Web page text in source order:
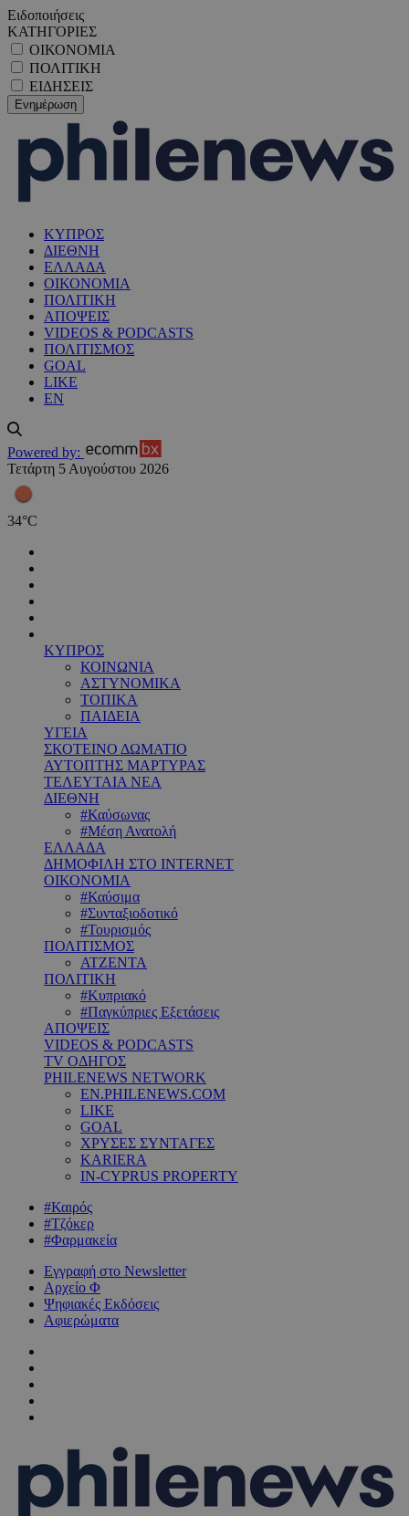
Ειδοποιήσεις
ΚΑΤΗΓΟΡΙΕΣ
ΟΙΚΟΝΟΜΙΑ
ΠΟΛΙΤΙΚΗ
ΕΙΔΗΣΕΙΣ
ΚΥΠΡΟΣ
ΔΙΕΘΝΗ
ΕΛΛΑΔΑ
ΟΙΚΟΝΟΜΙΑ
ΠΟΛΙΤΙΚΗ
ΑΠΟΨΕΙΣ
VIDEOS & PODCASTS
ΠΟΛΙΤΙΣΜΟΣ
GOAL
LIKE
EN
Powered by:
Τετάρτη 5 Αυγούστου 2026
34°C
ΚΥΠΡΟΣ
ΚΟΙΝΩΝΙΑ
ΑΣΤΥΝΟΜΙΚΑ
ΤΟΠΙΚΑ
ΠΑΙΔΕΙΑ
ΥΓΕΙΑ
ΣΚΟΤΕΙΝΟ ΔΩΜΑΤΙΟ
ΑΥΤΟΠΤΗΣ ΜΑΡΤΥΡΑΣ
ΤΕΛΕΥΤΑΙΑ ΝΕΑ
ΔΙΕΘΝΗ
#Καύσωνας
#Μέση Ανατολή
ΕΛΛΑΔΑ
ΔΗΜΟΦΙΛΗ ΣΤΟ INTERNET
ΟΙΚΟΝΟΜΙΑ
#Καύσιμα
#Συνταξιοδοτικό
#Τουρισμός
ΠΟΛΙΤΙΣΜΟΣ
ΑΤΖΕΝΤΑ
ΠΟΛΙΤΙΚΗ
#Κυπριακό
#Παγκύπριες Εξετάσεις
ΑΠΟΨΕΙΣ
VIDEOS & PODCASTS
TV ΟΔΗΓΟΣ
PHILENEWS NETWORK
EN.PHILENEWS.COM
LIKE
GOAL
ΧΡΥΣΕΣ ΣΥΝΤΑΓΕΣ
KARIERA
IN-CYPRUS PROPERTY
#Καιρός
#Τζόκερ
#Φαρμακεία
Εγγραφή στο Newsletter
Αρχείο Φ
Ψηφιακές Εκδόσεις
Αφιερώματα